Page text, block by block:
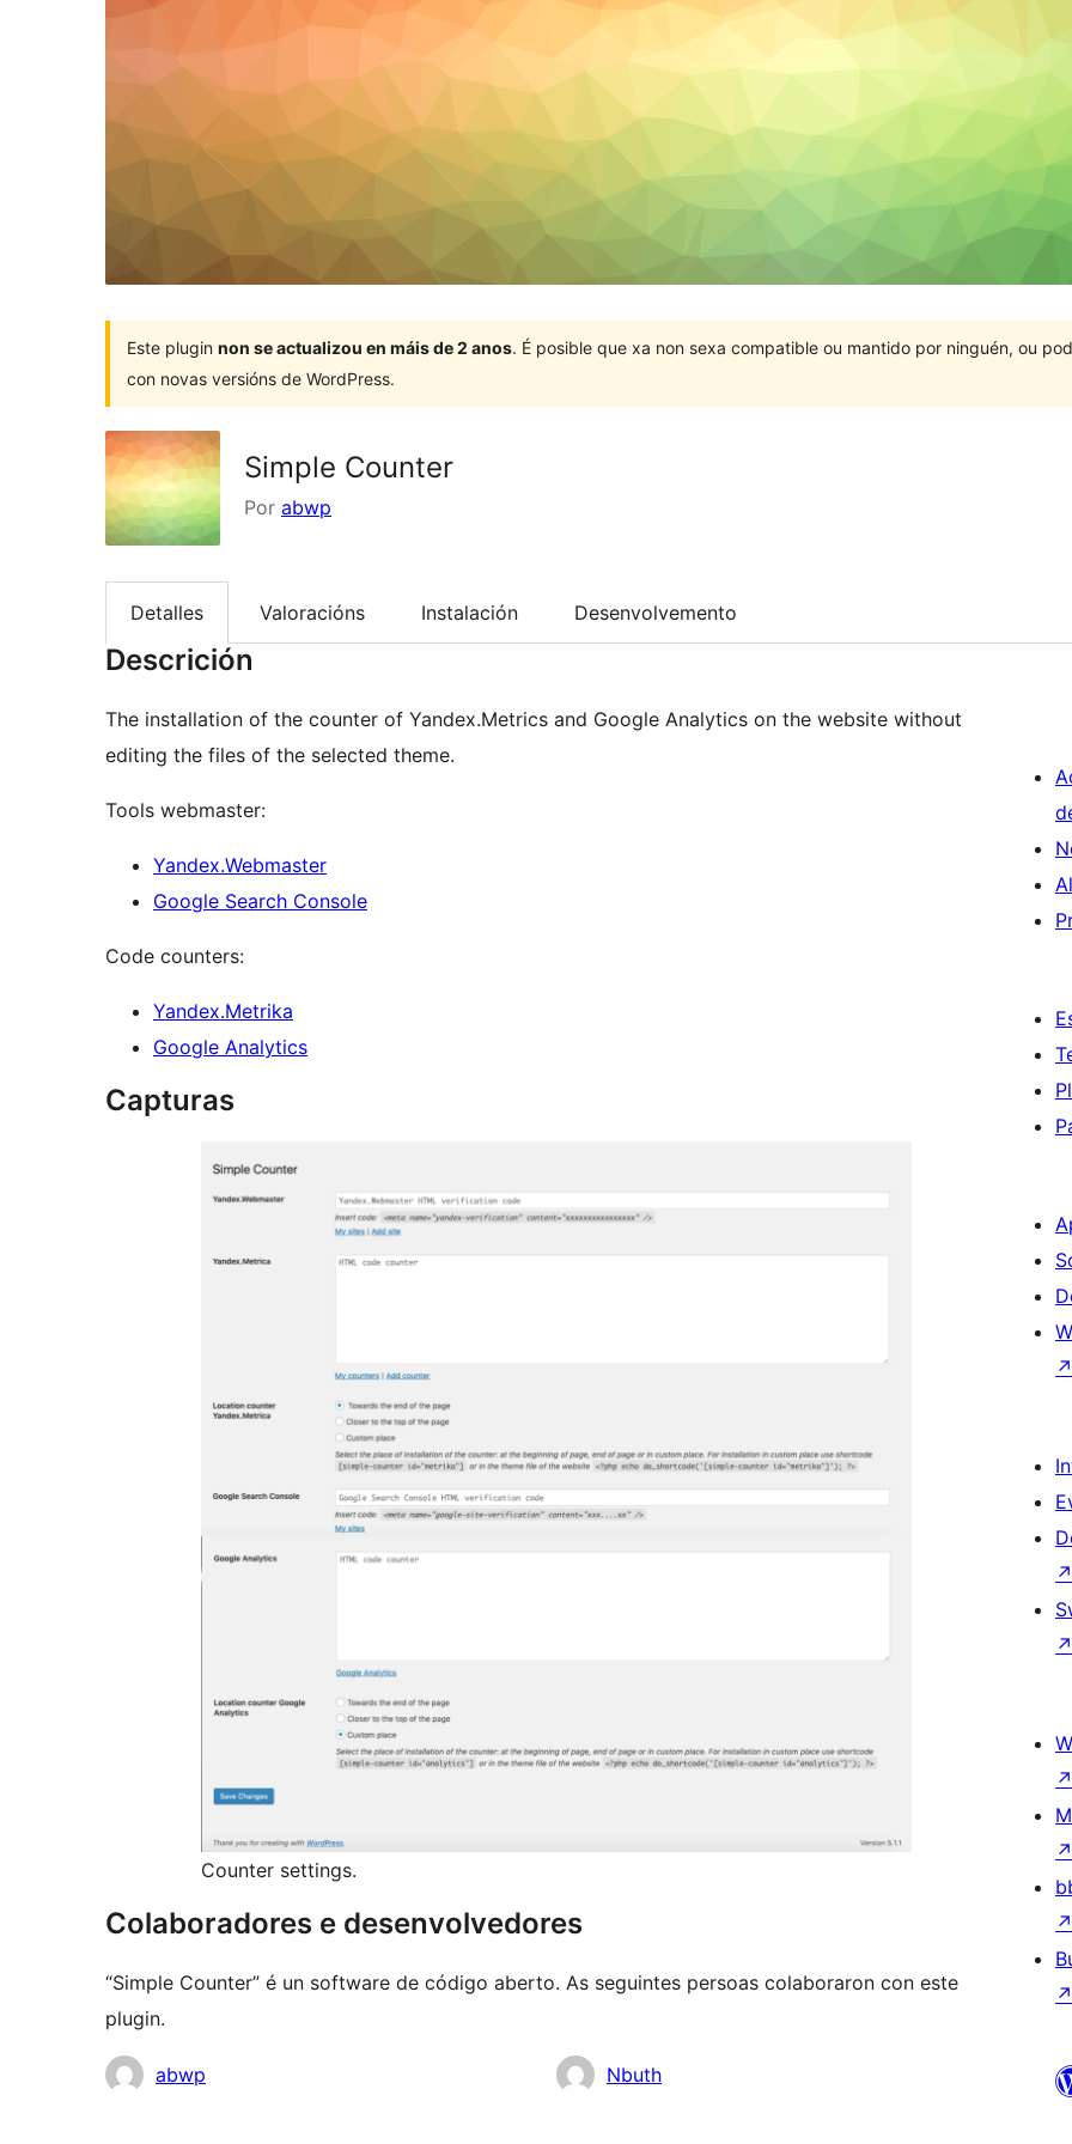
Este plugin non se actualizou en máis de 2 anos. É posible que xa non sexa compatible ou mantido por ninguén, ou
con novas versións de WordPress.
Simple Counter
Por abwp
Detalles Valoracións Instalación Desenvolvemento
Descrición
The installation of the counter of Yandex.Metrics and Google Analytics on the website without
editing the files of the selected theme.
Tools webmaster:
Yandex.Webmaster
Google Search Console
Code counters:
Yandex.Metrika
Google Analytics
Capturas
Counter settings.
Colaboradores e desenvolvedores
“Simple Counter” é un software de código aberto. As seguintes persoas colaboraron con este
plugin.
Colaboradores
abwp Nbuth
↗
↗
↗
↗
↗
↗
↗